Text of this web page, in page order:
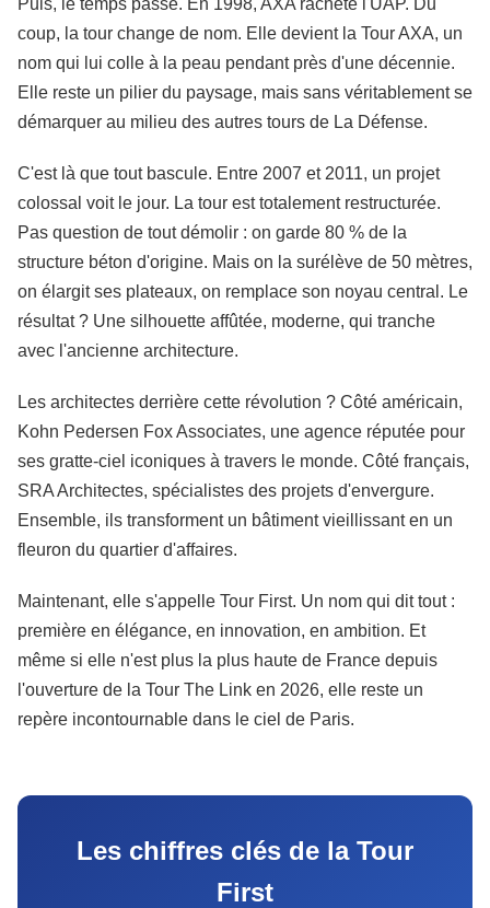
Puis, le temps passe. En 1998, AXA rachète l'UAP. Du
coup, la tour change de nom. Elle devient la Tour AXA, un
nom qui lui colle à la peau pendant près d'une décennie.
Elle reste un pilier du paysage, mais sans véritablement se
démarquer au milieu des autres tours de La Défense.
C'est là que tout bascule. Entre 2007 et 2011, un projet
colossal voit le jour. La tour est totalement restructurée.
Pas question de tout démolir : on garde 80 % de la
structure béton d'origine. Mais on la surélève de 50 mètres,
on élargit ses plateaux, on remplace son noyau central. Le
résultat ? Une silhouette affûtée, moderne, qui tranche
avec l'ancienne architecture.
Les architectes derrière cette révolution ? Côté américain,
Kohn Pedersen Fox Associates, une agence réputée pour
ses gratte-ciel iconiques à travers le monde. Côté français,
SRA Architectes, spécialistes des projets d'envergure.
Ensemble, ils transforment un bâtiment vieillissant en un
fleuron du quartier d'affaires.
Maintenant, elle s'appelle Tour First. Un nom qui dit tout :
première en élégance, en innovation, en ambition. Et
même si elle n'est plus la plus haute de France depuis
l'ouverture de la Tour The Link en 2026, elle reste un
repère incontournable dans le ciel de Paris.
Les chiffres clés de la Tour
First